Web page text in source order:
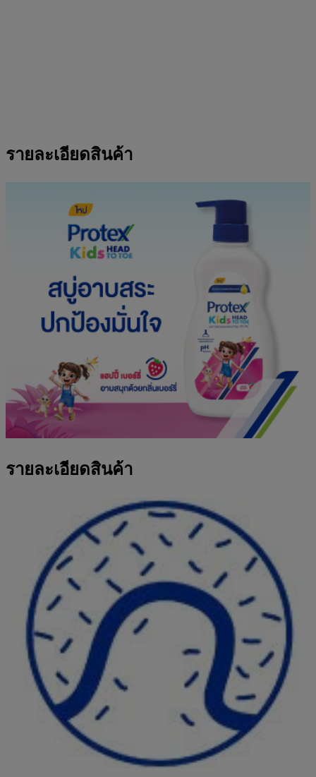
รายละเอียดสินค้า
รายละเอียดสินค้า